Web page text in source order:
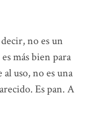
no es un
más bien para
uso, no es una
Es pan. A